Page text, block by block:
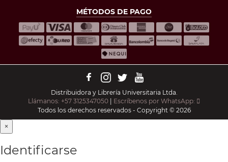
MÉTODOS DE PAGO
Distribuidora y Librería Universitaria Ltda.
Llámanos: +57 3125347050 | Escríbenos por WhatsApp:
Todos los derechos reservados - Copyright © 2026
×
Identificarse